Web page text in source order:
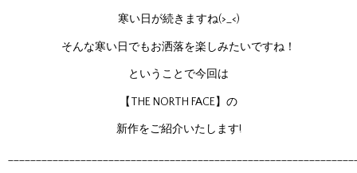
寒い日が続きますね(>_<)
そんな寒い日でもお洒落を楽しみたいですね！
ということで今回は
【THE NORTH FACE】の
新作をご紹介いたします!